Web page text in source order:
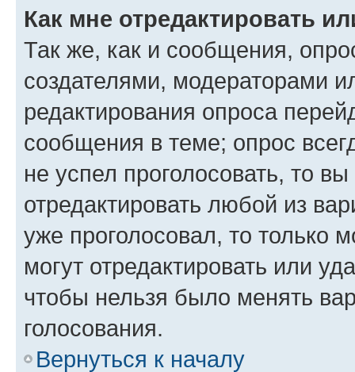
Как мне отредактировать
Так же, как и сообщения,
создателями, модераторами
редактирования опроса
сообщения в теме; опрос
не успел проголосовать, то
отредактировать любой из
уже проголосовал, то только
могут отредактировать или
чтобы нельзя было менять
голосования.
Вернуться к началу